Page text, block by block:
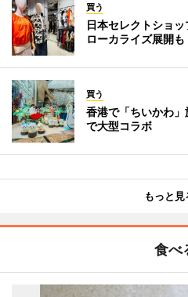
買う
日本セレクトショ
ローカライズ展開も
買う
香港で「ちいかわ
で大型コラボ
もっと見
食べ